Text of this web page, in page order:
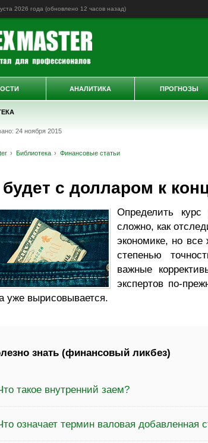
2026 года (обновлено 12 часов назад)
24 ноября 2015
Библиотека Финансовые статьи
с долларом к
Определить
сложно, как
экономике, но
степенью
важные
экспертов по-
уже вырисовывается.
знать (финансовый ликбез)
такое внутренний заем?
означает термин валовая добавленная
АНАЛИТИКА ПРОГНОЗЫ